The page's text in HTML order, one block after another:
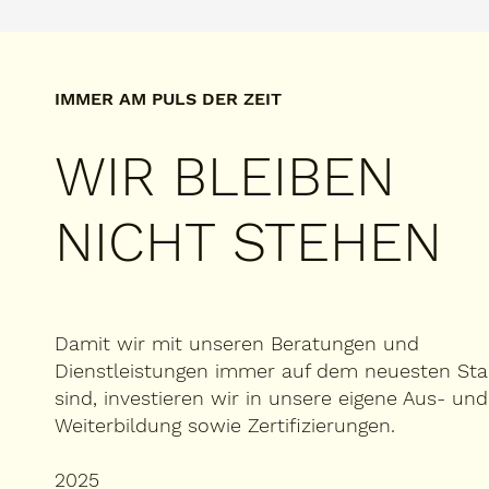
IMMER AM PULS DER ZEIT
WIR BLEIBEN
NICHT STEHEN
Damit wir mit unseren Beratungen und
Dienstleistungen immer auf dem neuesten
sind, investieren wir in unsere eigene Aus- und
Weiterbildung sowie Zertifizierungen.
2025